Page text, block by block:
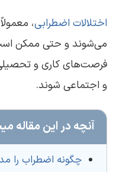
اختلالات اضطرابی،
می‌شوند و حتی ممکن
فرصت‌های کاری و
و اجتماعی شوند.
آنچه در این مقاله
چگونه اضطراب را